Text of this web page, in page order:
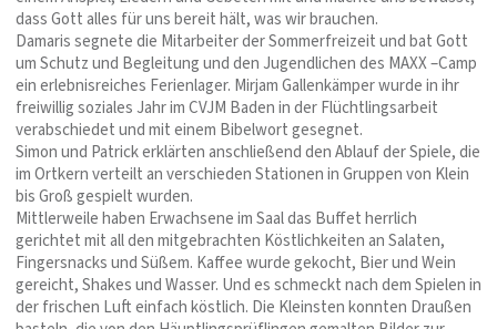
dass Gott alles für uns bereit hält, was wir brauchen.
Damaris segnete die Mitarbeiter der Sommerfreizeit und bat Gott
um Schutz und Begleitung und den Jugendlichen des MAXX –Camp
ein erlebnisreiches Ferienlager. Mirjam Gallenkämper wurde in ihr
freiwillig soziales Jahr im CVJM Baden in der Flüchtlingsarbeit
verabschiedet und mit einem Bibelwort gesegnet.
Simon und Patrick erklärten anschließend den Ablauf der Spiele, die
im Ortkern verteilt an verschieden Stationen in Gruppen von Klein
bis Groß gespielt wurden.
Mittlerweile haben Erwachsene im Saal das Buffet herrlich
gerichtet mit all den mitgebrachten Köstlichkeiten an Salaten,
Fingersnacks und Süßem. Kaffee wurde gekocht, Bier und Wein
gereicht, Shakes und Wasser. Und es schmeckt nach dem Spielen in
der frischen Luft einfach köstlich. Die Kleinsten konnten Draußen